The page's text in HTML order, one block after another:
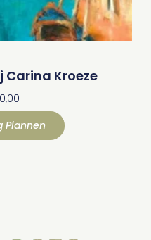
Carina Kroeze
Plannen